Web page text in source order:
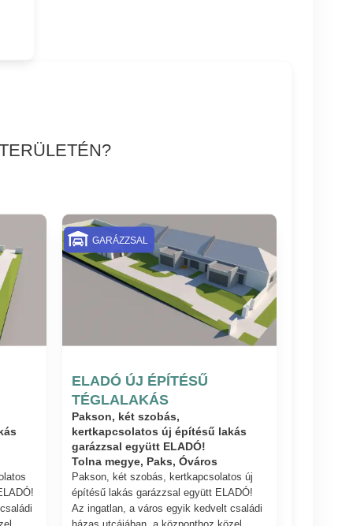
ELADÓ ÚJ ÉPÍTÉSŰ
TÉGLALAKÁS
Pakson, két szobás,
kertkapcsolatos új építésű lakás
garázzsal együtt ELADÓ!
Tolna megye, Paks, Óváros
Pakson, két szobás, kertkapcsolatos új
építésű lakás garázzsal együtt ELADÓ!
Az ingatlan, a város egyik kedvelt családi
házas utcájában, a központhoz közel
GARÁZZSAL